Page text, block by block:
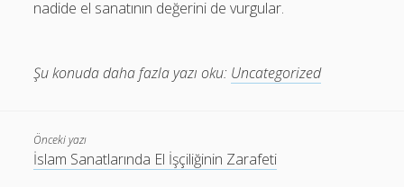
nadide el sanatının değerini de vurgular.
Şu konuda daha fazla yazı oku: Uncategorized
Önceki yazı
İslam Sanatlarında El İşçiliğinin Zarafeti